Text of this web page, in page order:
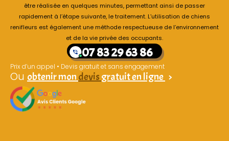
être réalisée en quelques minutes, permettant ainsi de passer
rapidement à l’étape suivante, le traitement. L’utilisation de chiens
renifleurs est également une méthode respectueuse de l’environnement
et de la vie privée des occupants.
07 83 29 63 86
Prix d’un appel • Devis gratuit et sans engagement
Ou obtenir mon devis gratuit en ligne >